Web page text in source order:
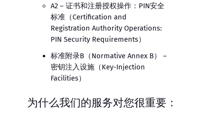
A2 – 证书和注册授权操作：PIN安全
标准（Certification and
Registration Authority Operations:
PIN Security Requirements）
标准附录B（Normative Annex B） –
密钥注入设施（Key-Injection
Facilities）
为什么我们的服务对您很重要：